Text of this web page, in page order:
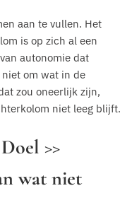
aan te vullen. Het
is op zich al een
autonomie dat
om wat in de
zou oneerlijk zijn,
niet leeg blijft.
>>
wat niet